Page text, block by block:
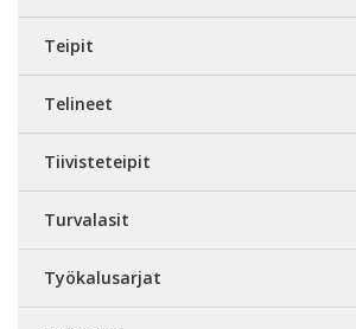
Teipit
Telineet
Tiivisteteipit
Turvalasit
Työkalusarjat